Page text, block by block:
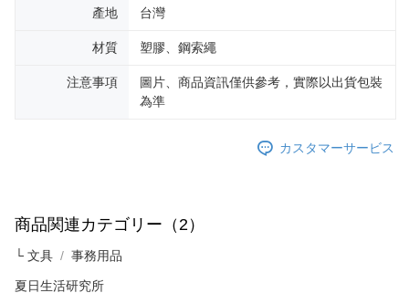
ロテクションズ（以下 AFTEE という）が提供し、AFTEEが代金を徴収し
の氏名、電話番号、受取人の氏名、電話番号、受取人住所を含むがこれに
限らない）は、AFTEEに渡され当サービスで必要な範囲内で利用されま
す。AFTEEの個人情報の収集、処理、利用について、詳細はAFTEE公式ホ
ームページの『個人情報の収集、処理及び利用に関する声明』をご参照く
https://aftee.tw/privacypolicy/
AFTEEの初回ご利用の際に、審査を通過すれば、最高額がNT$10,000にな
ります。支払い期限を過ぎた場合、その金額に基づいて年利20%の遅延滞
個人情報の処理、利用について疑問がある、または関連する法律の権利を
にご連絡ください。上記に示した個人情報を、必要な購入注文書とあわせ
理、利用を許可することににご同意いただけない場合は、当サービスを選
產地 台灣
材質 塑膠、鋼索繩
注意事項
圖片、商品資訊僅供參考，實際以出貨包裝
為準
カスタマーサービス
商品関連カテゴリー（2）
└ 文具 事務用品
夏日生活研究所